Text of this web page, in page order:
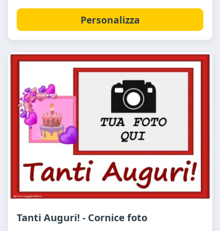
Personalizza
Tanti Auguri! - Cornice foto